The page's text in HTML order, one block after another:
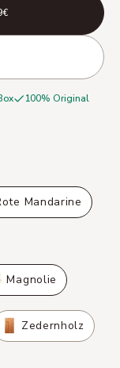
100% Original
Mandarine
Magnolie
Zedernholz